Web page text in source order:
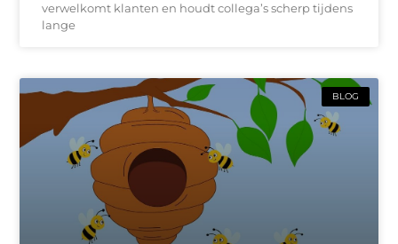
verwelkomt klanten en houdt collega’s scherp tijdens
lange
BLOG